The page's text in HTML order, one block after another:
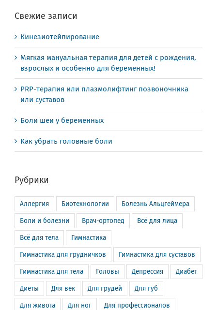
Свежие записи
Кинезиотейпирование
Мягкая мануальная терапия для детей с рождения,
взрослых и особенно для беременных!
PRP-терапия или плазмолифтинг позвоночника
или суставов
Боли шеи у беременных
Как убрать головные боли
Рубрики
Аллергия Биотехнологии Болезнь Альцгеймера
Боли и болезни Врач-ортопед Всё для лица
Всё для тела Гимнастика
Гимнастика для грудничков Гимнастика для суставов
Гимнастика для тела Головы Депрессия Диабет
Диеты Для век Для грудей Для губ
Для живота Для ног Для профессионалов